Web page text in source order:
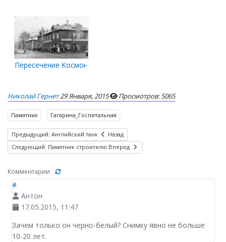
Пересечение Космонавтов и Гагарина
Николай Гернет29 Января, 2015 Просмотров: 5065
Памятник Гагарина_Госпитальная
Предыдущий: Английский танк
Назад
Следующий: Памятник строителю Вперед
Комментарии
#
Антон
17.05.2015, 11:47
Зачем только он черно-белый? Снимку явно не больше
10-20 лет.